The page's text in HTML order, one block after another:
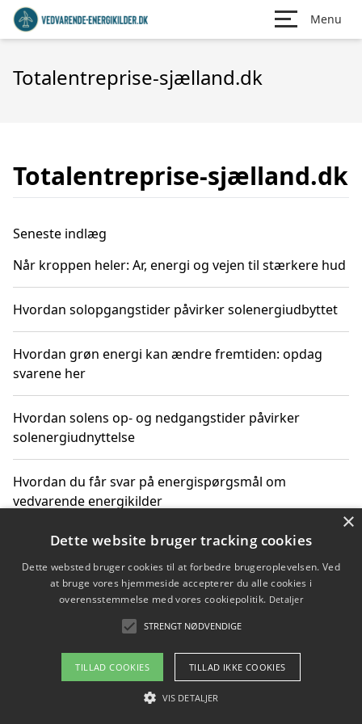
Menu
Totalentreprise-sjælland.dk
Totalentreprise-sjælland.dk
Seneste indlæg
Når kroppen heler: Ar, energi og vejen til stærkere hud
Hvordan solopgangstider påvirker solenergiudbyttet
Hvordan grøn energi kan ændre fremtiden: opdag
svarene her
Hvordan solens op- og nedgangstider påvirker
solenergiudnyttelse
Hvordan du får svar på energispørgsmål om
vedvarende energikilder
Copyright 2026 - Pilanto Aps
Om / kontakt
Blog Betingelser
×
Dette website bruger tracking cookies
Dette websted bruger cookies til at forbedre brugeroplevelsen. Ved
at bruge vores hjemmeside accepterer du alle cookies i
overensstemmelse med vores cookiepolitik. Detaljer
STRENGT NØDVENDIGE
TILLAD COOKIES TILLAD IKKE COOKIES
VIS DETALJER